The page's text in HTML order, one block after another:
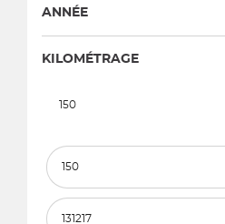
ANNÉE
KILOMÉTRAGE
150
Kilométrage minimum
Kilométrage maximum